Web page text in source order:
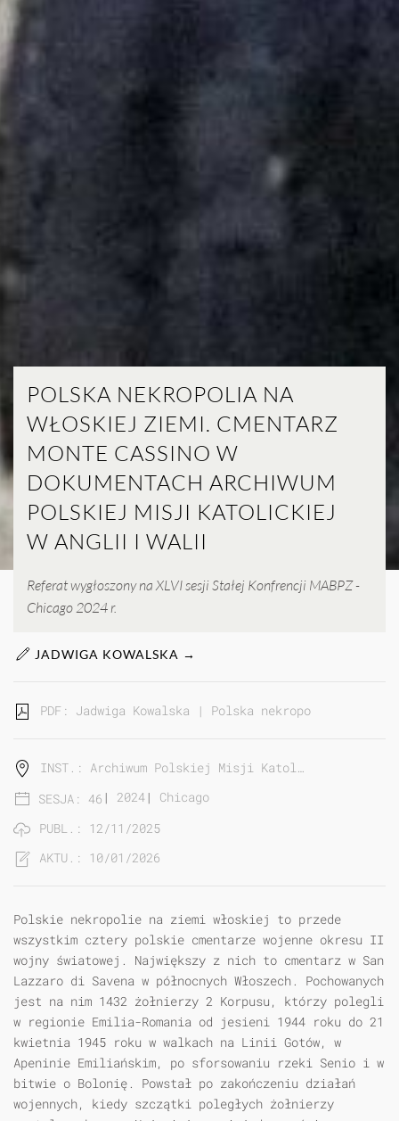
POLSKA NEKROPOLIA NA
WŁOSKIEJ ZIEMI. CMENTARZ
MONTE CASSINO W
DOKUMENTACH ARCHIWUM
POLSKIEJ MISJI KATOLICKIEJ
W ANGLII I WALII
Referat wygłoszony na XLVI sesji Stałej Konfrencji MABPZ -
Chicago 2024 r.
Polskie nekropolie na ziemi włoskiej to przede
wszystkim cztery polskie cmentarze wojenne okresu II
wojny światowej. Największy z nich to cmentarz w San
Lazzaro di Savena w północnych Włoszech. Pochowanych
jest na nim 1432 żołnierzy 2 Korpusu, którzy polegli
w regionie Emilia-Romania od jesieni 1944 roku do 21
kwietnia 1945 roku w walkach na Linii Gotów, w
Apeninie Emiliańskim, po sforsowaniu rzeki Senio i w
bitwie o Bolonię. Powstał po zakończeniu działań
wojennych, kiedy szczątki poległych żołnierzy
JADWIGA KOWALSKA →
PDF: Jadwiga Kowalska | Polska nekropolia na
INST.: Archiwum Polskiej Misji Katol…
SESJA: 46 | 2024| Chicago
PUBL.: 12/11/2025
AKTU.: 10/01/2026